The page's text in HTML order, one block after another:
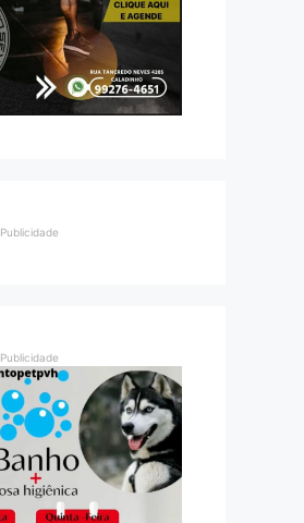
Publicidade
Publicidade